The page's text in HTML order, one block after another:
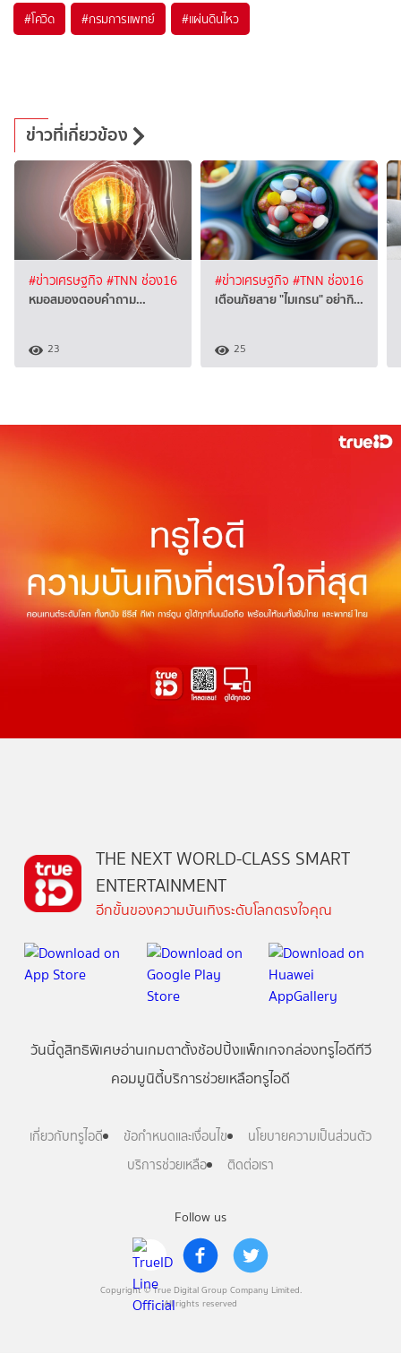
#โควิด #กรมการแพทย์ #แผ่นดินไหว
ข่าวที่เกี่ยวข้อง
#ข่าวเศรษฐกิจ #TNN ช่อง16
หมอสมองตอบคำถาม…
23
#ข่าวเศรษฐกิจ #TNN ช่อง16
เตือนภัยสาย "ไมเกรน" อย่ากิ…
25
Follow us
Copyright © True Digital Group Company Limited.
All rights reserved
THE NEXT WORLD-CLASS SMART
ENTERTAINMENT
อีกขั้นของความบันเทิงระดับโลกตรงใจคุณ
วันนี้ดูสิทธิพิเศษอ่านเกมตาตั้งช้อปปิ้งแพ็กเกจกล่องทรูไอดีทีวี
คอมมูนิตี้บริการช่วยเหลือทรูไอดี
เกี่ยวกับทรูไอดี ข้อกำหนดและเงื่อนไข
นโยบายความเป็นส่วนตัว
บริการช่วยเหลือ
ติดต่อเรา